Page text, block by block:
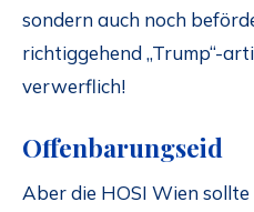
sondern auch noch
richtiggehend „Trump“-
verwerflich!
Offenbarungseid
Aber die HOSI Wien